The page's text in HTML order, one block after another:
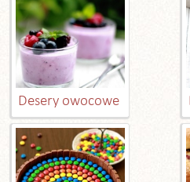
Desery owocowe